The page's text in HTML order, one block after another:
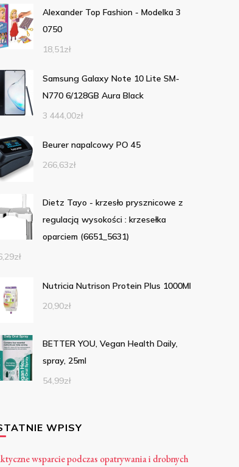
Alexander Top Fashion - Modelka 3
0750
18,51zł
Samsung Galaxy Note 10 Lite SM-
N770 6/128GB Aura Black
3 444,00zł
Beurer napalcowy PO 45
266,63zł
Dietz Tayo - krzesło prysznicowe z
regulacją wysokości : krzesełka
oparciem (6651_5631)
zł
Nutricia Nutrison Protein Plus 1000Ml
20,90zł
BETTER YOU, Vegan Health Daily,
spray, 25ml
54,99zł
WPISY
wsparcie podczas opatrywania i drobnych